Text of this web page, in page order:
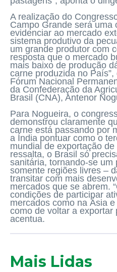
A realização do
Campo Grande será uma
evidenciar ao mercado
sistema produtivo da
um grande produtor com
resposta que o mercado
mais baixo de produção
carne produzida no
Fórum Nacional
da Confederação da
Brasil (CNA), Antenor
Para Nogueira, o
demonstrou claramente
carne está passando por
a Índia pontuar como o
mundial de exportação
ressalta, o Brasil só
sanitária, tornando-se um
somente regiões livres –
transitar com mais
mercados que se abrem.
condições de participar
mercados como na Ásia
como de voltar a exportar
acentua.
Mais Lidas